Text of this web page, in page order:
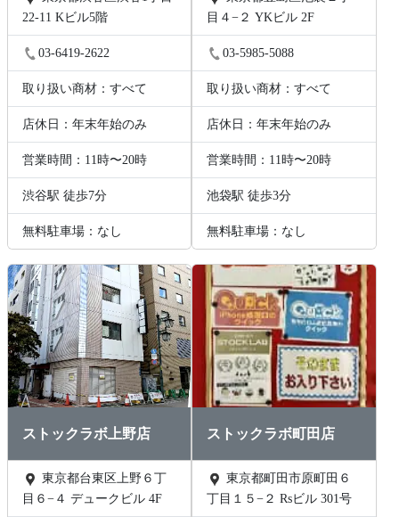
22-11 Kビル5階
03-6419-2622
取り扱い商材：すべて
店休日：年末年始のみ
営業時間：11時〜20時
渋谷駅 徒歩7分
無料駐車場：なし
目４−２ YKビル 2F
03-5985-5088
取り扱い商材：すべて
店休日：年末年始のみ
営業時間：11時〜20時
池袋駅 徒歩3分
無料駐車場：なし
ストックラボ上野店
目６−４ デュークビル 4F
ストックラボ町田店
東京都町田市原町田６
丁目１５−２ Rsビル 301号